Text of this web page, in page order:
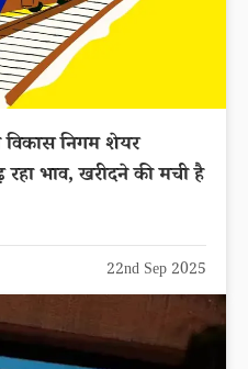
निगम शेयर
भाव, खरीदने की मची है
22nd Sep 2025